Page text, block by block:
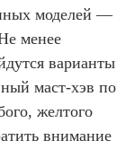
моделей —
менее
варианты
маст-хэв по
желтого
внимание